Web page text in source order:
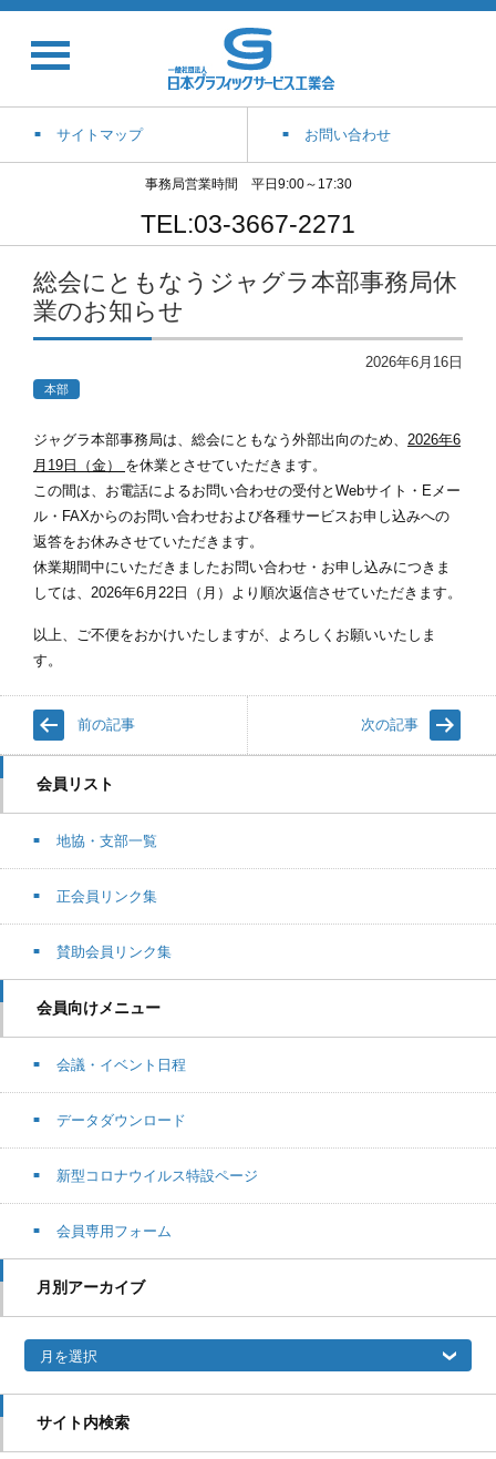
サイトマップ お問い合わせ
事務局営業時間 平日9:00～17:30
TEL:03-3667-2271
総会にともなうジャグラ本部事務局休
業のお知らせ
2026年6月16日
本部
ジャグラ本部事務局は、総会にともなう外部出向のため、 2026年6
月19日（金） を休業とさせていただきます。
この間は、お電話によるお問い合わせの受付とWebサイト・Eメー
ル・FAXからのお問い合わせおよび各種サービスお申し込みへの
返答をお休みさせていただきます。
休業期間中にいただきましたお問い合わせ・お申し込みにつきま
しては、2026年6月22日（月）より順次返信させていただきます。
以上、ご不便をおかけいたしますが、よろしくお願いいたしま
す。
前の記事 次の記事
会員リスト
地協・支部一覧
正会員リンク集
賛助会員リンク集
会員向けメニュー
会議・イベント日程
データダウンロード
新型コロナウイルス特設ページ
会員専用フォーム
月別アーカイブ
月別アーカイブ
サイト内検索